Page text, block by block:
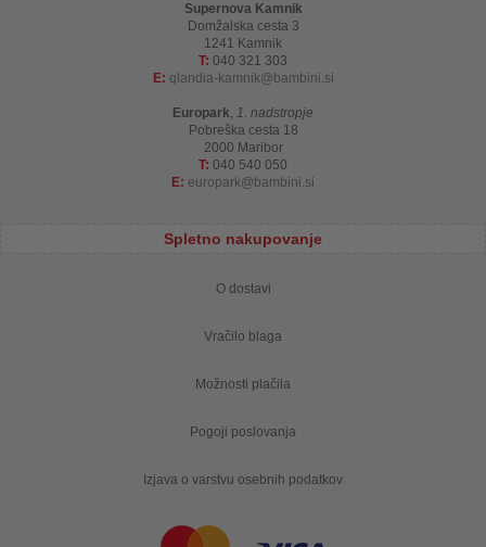
Supernova Kamnik
Domžalska cesta 3
1241 Kamnik
T: 040 321 303
E: qlandia-kamnik bambini.si
Europark, 1. nadstropje
Pobreška cesta 18
2000 Maribor
T: 040 540 050
E: europark bambini.si
Spletno nakupovanje
O dostavi
Vračilo blaga
Možnosti plačila
Pogoji poslovanja
Izjava o varstvu osebnih podatkov